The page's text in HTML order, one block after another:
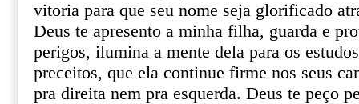
vitoria para que seu nome seja glorificado
Deus te apresento a minha filha, guarda e
perigos, ilumina a mente dela para os
preceitos, que ela continue firme nos seus
pra direita nem pra esquerda. Deus te peço